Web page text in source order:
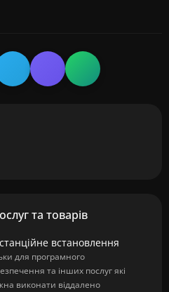
та товарів
встановлення
для програмного
та інших послуг які
виконати віддалено